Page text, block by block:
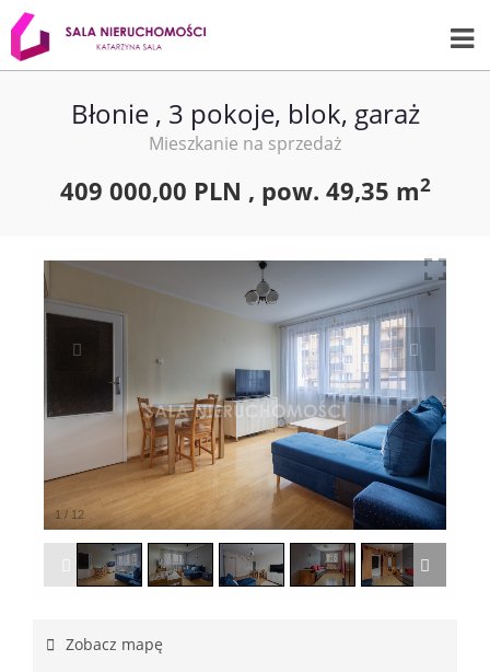
Błonie , 3 pokoje, blok, garaż
Mieszkanie na sprzedaż
409 000,00 PLN , pow. 49,35 m2
1 / 12
Zobacz mapę